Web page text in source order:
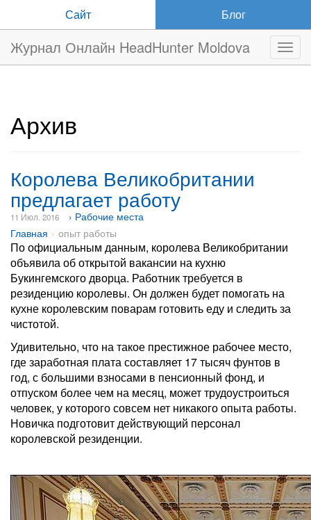
Сайт Блог
Журнал Онлайн HeadHunter Moldova
Архив
Королева Великобритании
предлагает работу
11 Июл. 2016
› Рабочие места
Главная
опыт работы
По официальным данным, королева Великобритании
объявила об открытой вакансии на кухню
Букингемского дворца. Работник требуется в
резиденцию королевы. Он должен будет помогать на
кухне королевским поварам готовить еду и следить за
чистотой.
Удивительно, что на такое престижное рабочее место,
где заработная плата составляет 17 тысяч фунтов в
год, с большими взносами в пенсионный фонд, и
отпуском более чем на месяц, может трудоустроиться
человек, у которого совсем нет никакого опыта работы.
Новичка подготовит действующий персонал
королевской резиденции.